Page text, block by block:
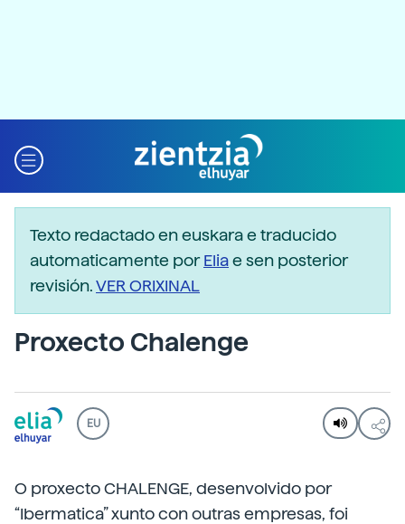
Texto redactado en euskara e traducido
automaticamente porEliae sen posterior
revisión.VER ORIXINAL
Proxecto Chalenge
EU
O proxecto CHALENGE, desenvolvido por
“Ibermatica” xunto con outras empresas, foi